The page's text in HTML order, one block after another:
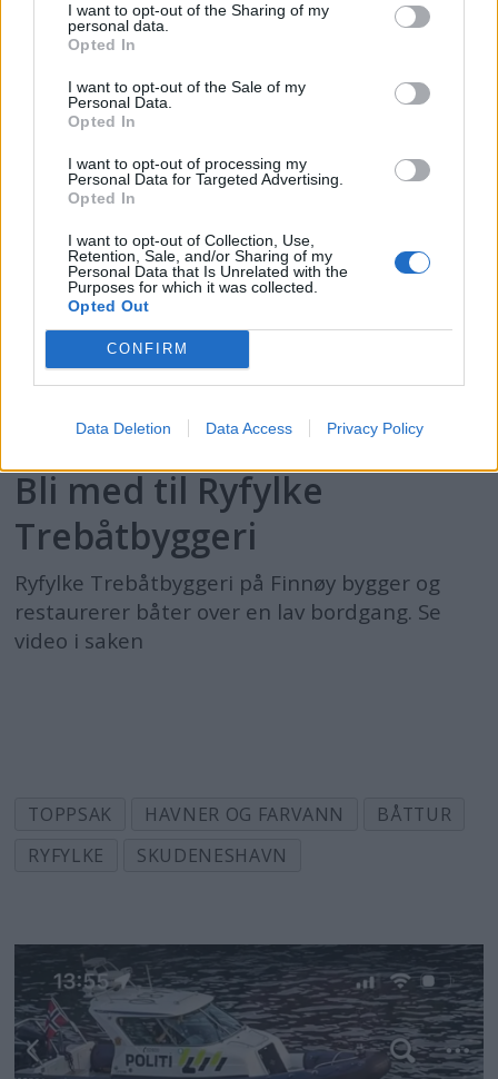
I want to opt-out of the Sharing of my
personal data.
Opted In
I want to opt-out of the Sale of my
Personal Data.
Opted In
I want to opt-out of processing my
Personal Data for Targeted Advertising.
Opted In
I want to opt-out of Collection, Use,
Retention, Sale, and/or Sharing of my
Personal Data that Is Unrelated with the
Purposes for which it was collected.
Opted Out
CONFIRM
Data Deletion Data Access Privacy Policy
Bremanger
Om jeg etter mer enn 20 år og 30 000
nautiske mil tilbakelagt i nordisk skjærgård
norskekysten, så må det bli Indre Udvår i
Søgne og Kalvåg i Bremanger.
PLUS
Bli med til Ryfylke
Trebåtbyggeri
Ryfylke Trebåtbyggeri på Finnøy bygger og
restaurerer båter over en lav bordgang. Se
video i saken
TOPPSAK HAVNER OG FARVANN
BÅTTUR
RYFYLKE
SKUDENESHAVN